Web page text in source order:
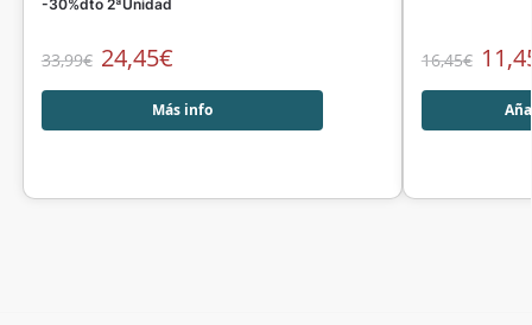
-30%dto 2ªUnidad
33,99€ 24,45€
Más info
16,45€